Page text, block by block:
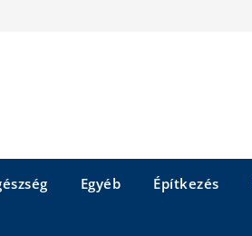
Egyéb Építkezés